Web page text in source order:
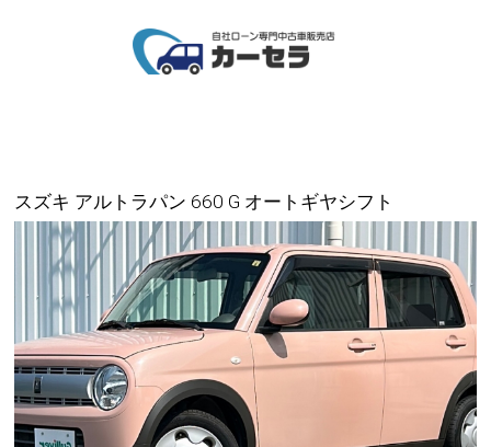
スズキ アルトラパン 660 G オートギヤシフト